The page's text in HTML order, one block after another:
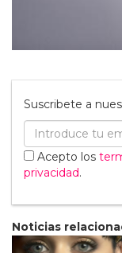
Suscribete a
Acepto los
privacidad.
Noticias